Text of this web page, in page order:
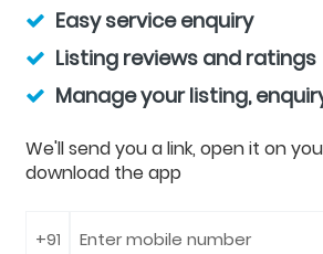
Easy service enquiry
Listing reviews and ratings
Manage your listing,
We'll send you a link, open it on
download the app